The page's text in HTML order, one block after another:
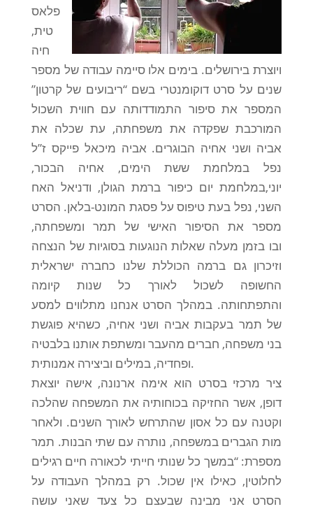
פלאס
טית,
חיה
ויוצרת בירושלים. בימים אלו סיימה עבודה של מספר
שנים על סרט דוקומנטרי בשם “ריבועים של קרטון”
המספר את סיפור התמודדותה עם חווית השכול
המורכבת שפקדה את משפחתה, עת שכלה את
אביה ושני אחיה הבוגרים. אביה מיכאל פייקס ז”ל
נפל במלחמת ששת הימים, אחיה הבכור,
יוני,במלחמת יום כיפור ברמת הגולן, ודניאל האח
השני, נפל בעת טיפוס על פסגת המונט-בלאן. הסרט
מספר את הסיפור האישי של תמר ומשפחתה,
ובו בזמן מעלה שאלות הנוגעות בסוגיות של הנצחה
וזיכרון גם ברמה הכוללת שלנו כחברה ישראלית
החשופה לשכול לאורך כל שנות קיומה
והתפתחותה. במהלך הסרט אנחנו מתלווים למסע
של תמר בעקבות אביה ושני אחיה, כשהיא פוגשת
בני משפחה, חברים מהעבר ומשתפת אותנו בלבטיה
ופחדיה, במילים וביצירה אמנותית.
ציר מרכזי בסרט הוא אימה ארנונה, אישה יוצאת
דופן, אשר החזיקה בכוחותיה את המשפחה שהלכה
וקטנה עם כל אסון שהתרחש לאורך השנים. ולאחר
מות הגברים במשפחה, נותרה עם שתי הבנות. תמר
מספרת: “במשך כל שנותי חייתי לכאורה חיים רגילים
לחלוטין, כאילו אין שכול. רק במהלך העבודה על
הסרט אני מבינה שבעצם כל צעד שאני עושה